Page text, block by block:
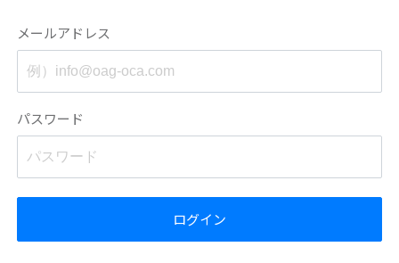
メールアドレス
パスワード
ログイン